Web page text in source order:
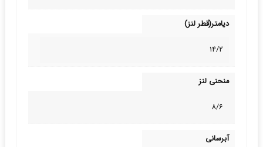
دیامتر(قطر لنز)
14/2
منحنی لنز
8/6
آبرسانی